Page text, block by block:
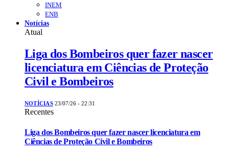
INEM
ENB
Notícias
Atual
Liga dos Bombeiros quer fazer nascer
licenciatura em Ciências de Proteção
Civil e Bombeiros
NOTÍCIAS 23/07/26 - 22:31
Recentes
Liga dos Bombeiros quer fazer nascer licenciatura em
Ciências de Proteção Civil e Bombeiros